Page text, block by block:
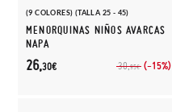
(9 COLORES) (TALLA 25 - 45)
MENORQUINAS NIÑOS AVARCAS
NAPA
30,95€ (-15%)
26,30€